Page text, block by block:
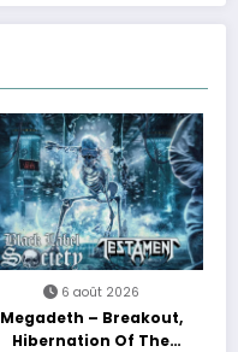
6 août 2026
Megadeth – Breakout,
Hibernation Of The